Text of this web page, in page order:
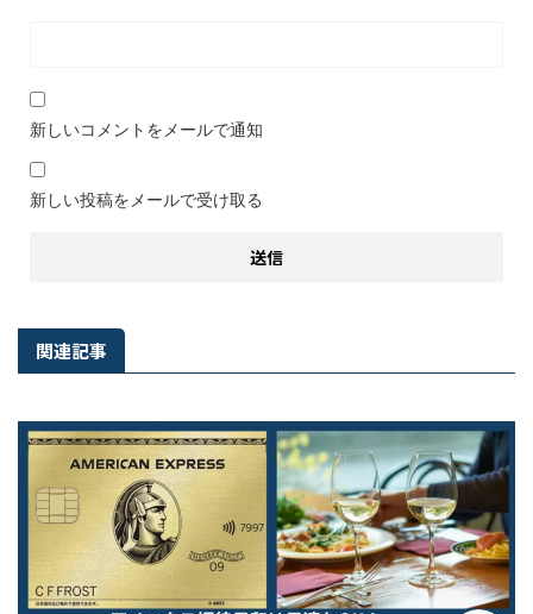
新しいコメントをメールで通知
新しい投稿をメールで受け取る
関連記事